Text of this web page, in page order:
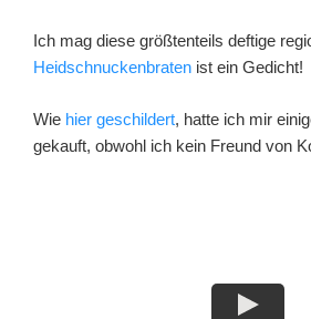
Ich mag diese größtenteils deftige
Heidschnuckenbraten ist ein Gedicht!
Wie hier geschildert, hatte ich mir
gekauft, obwohl ich kein Freund von